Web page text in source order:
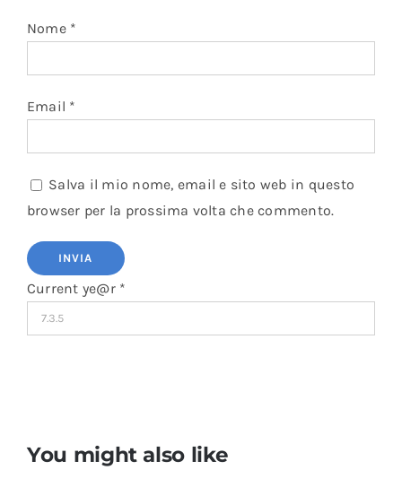
Nome *
Email *
Salva il mio nome, email e sito web in questo
browser per la prossima volta che commento.
Current ye@r *
You might also like